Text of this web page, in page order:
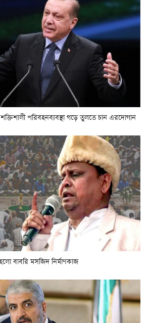
পরিবহনব্যবস্থা গড়ে তুলতে চান এরদোগান
বাবরি মসজিদ নির্মাণকাজ